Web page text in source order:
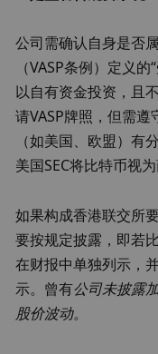
公司需确认自身是否
（VASP条例）定义
以自有资金投资，且
请VASP牌照，但需
（如美国、欧盟）有
美国SEC将比特币视
如果构成香港联交所
要按规定披露，即若
在财报中单独列示，
示。曾有公司未披露
股价波动。